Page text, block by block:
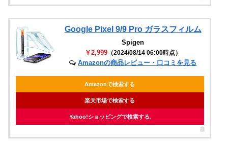
Google Pixel 9/9 Pro ガラスフィルム
Spigen
￥2,999 （2024/08/14 06:00時点）
Amazonの商品レビュー・口コミを見る
Amazonで検索する
楽天市場で検索する
Yahoo!ショッピングで検索する